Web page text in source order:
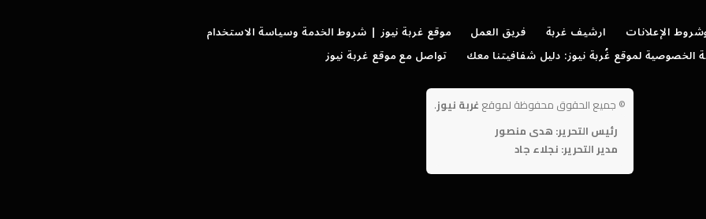
الإعلانات ارشيف غربة فريق العمل
موقع غربة نيوز | شروط الخدمة وسياسة الاستخدام
الخصوصية لموقع غُربة نيوز: دليل شفافيتنا معك
تواصل مع موقع غربة نيوز
© جميع الحقوق محفوظة لموقع غربة نيوز.
رئيس التحرير: هدى منصور
مدير التحرير: نجلاء جاد